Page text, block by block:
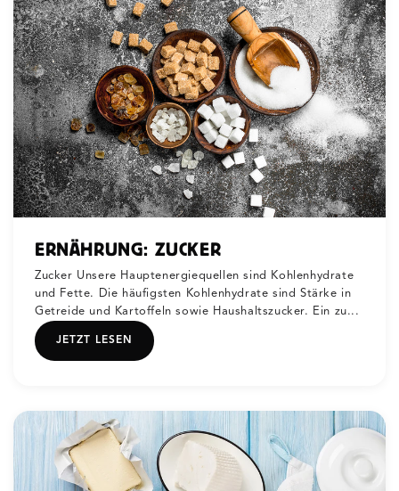
ERNÄHRUNG: ZUCKER
Zucker Unsere Hauptenergiequellen sind Kohlenhydrate
und Fette. Die häufigsten Kohlenhydrate sind Stärke in
Getreide und Kartoffeln sowie Haushaltszucker. Ein zu...
JETZT LESEN